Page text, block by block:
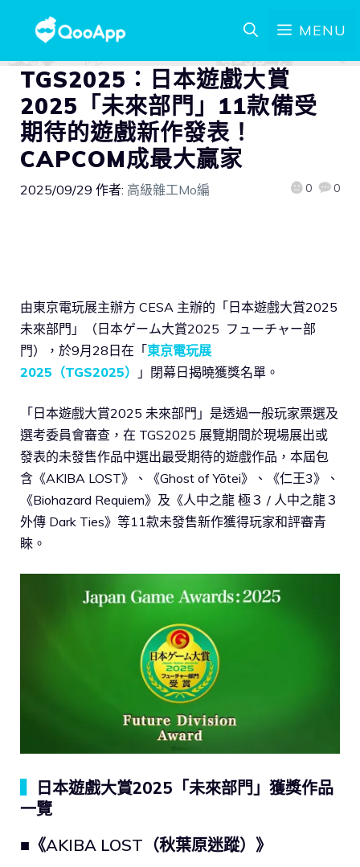
MENU
TGS2025：日本遊戲大賞
2025「未來部門」11款備受
期待的遊戲新作發表！
CAPCOM成最大贏家
2025/09/29 作者: 高級雜工Mo編 0 0
由東京電玩展主辦方 CESA 主辦的「日本遊戲大賞2025
未來部門」（日本ゲーム大賞2025 フューチャー部
門），於9月28日在「東京電玩展
2025（TGS2025）
」閉幕日揭曉獲獎名單。
「日本遊戲大賞2025 未來部門」是透過一般玩家票選及
選考委員會審查，在 TGS2025 展覽期間於現場展出或
發表的未發售作品中選出最受期待的遊戲作品，本屆包
含《AKIBA LOST》、《Ghost of Yōtei》、《仁王3》、
《Biohazard Requiem》及《人中之龍 極３ / 人中之龍３
外傳 Dark Ties》等11款未發售新作獲得玩家和評審青
睞。
日本遊戲大賞2025「未來部門」獲獎作品
一覽
■《AKIBA LOST（秋葉原迷蹤）》